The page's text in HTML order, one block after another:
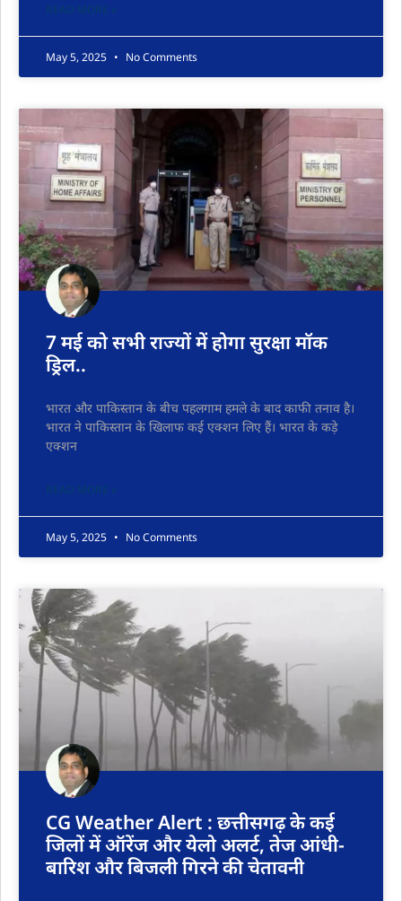
READ MORE »
May 5, 2025 No Comments
7 मई को सभी राज्यों में होगा सुरक्षा मॉक
ड्रिल..
भारत और पाकिस्तान के बीच पहलगाम हमले के बाद काफी तनाव है।
भारत ने पाकिस्तान के खिलाफ कई एक्शन लिए हैं। भारत के कड़े
एक्शन
READ MORE »
May 5, 2025 No Comments
CG Weather Alert : छत्तीसगढ़ के कई
जिलों में ऑरेंज और येलो अलर्ट, तेज आंधी-
बारिश और बिजली गिरने की चेतावनी